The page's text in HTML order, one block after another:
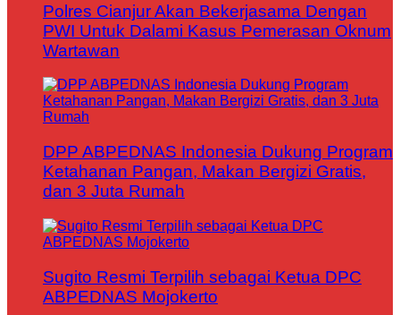
Polres Cianjur Akan Bekerjasama Dengan
PWI Untuk Dalami Kasus Pemerasan Oknum
Wartawan
DPP ABPEDNAS Indonesia Dukung Program
Ketahanan Pangan, Makan Bergizi Gratis,
dan 3 Juta Rumah
Sugito Resmi Terpilih sebagai Ketua DPC
ABPEDNAS Mojokerto